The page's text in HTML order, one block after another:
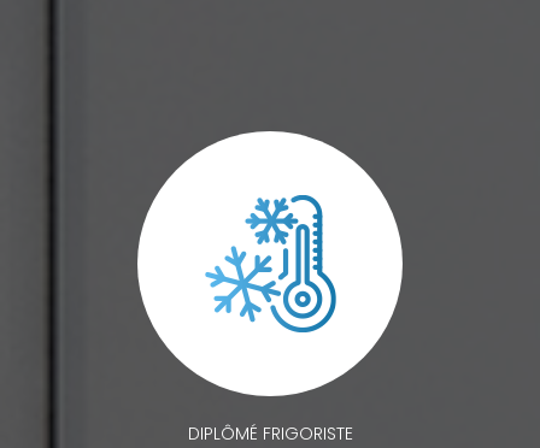
DIPLÔMÉ FRIGORISTE